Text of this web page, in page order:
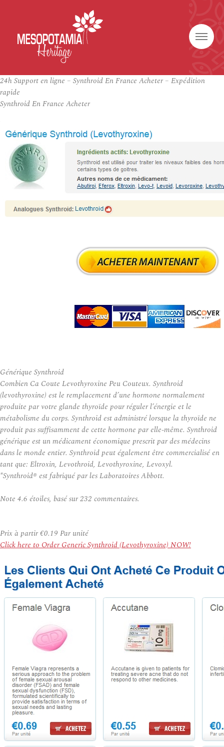
24h Support en ligne – Synthroid En France Acheter – Expédition
rapide
Synthroid En France Acheter
Générique Synthroid
Combien Ca Coute Levothyroxine Peu Couteux. Synthroid
(levothyroxine) est le remplacement d’une hormone normalement
produite par votre glande thyroïde pour réguler l’énergie et le
métabolisme du corps. Synthroid est administré lorsque la thyroïde ne
produit pas suffisamment de cette hormone par elle-même. Synthroid
générique est un médicament économique prescrit par des médecins
dans le monde entier. Synthroid peut également être commercialisé en
tant que: Eltroxin, Levothroid, Levothyroxine, Levoxyl.
*Synthroid® est fabriqué par les Laboratoires Abbott.
Note 4.6 étoiles, basé sur232 commentaires.
Prix à partir€0.19 Par unité
Click here to Order Generic Synthroid (Levothyroxine) NOW!